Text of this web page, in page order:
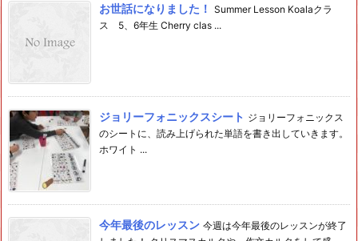
お世話になりました！ Summer Lesson Koalaクラ
ス 5、6年生 Cherry clas ...
ジョリーフォニックスシート ジョリーフォニックス
のシートに、読み上げられた単語を書き出していきます。
ホワイト ...
今年最後のレッスン 今週は今年最後のレッスンが終了